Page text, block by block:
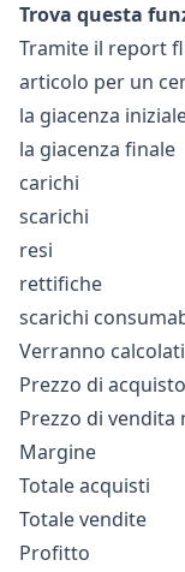
Trova questa
Tramite il report
articolo per un
la giacenza
la giacenza finale
carichi
scarichi
resi
rettifiche
scarichi
Verranno
Prezzo di
Prezzo di vendita
Margine
Totale acquisti
Totale vendite
Profitto